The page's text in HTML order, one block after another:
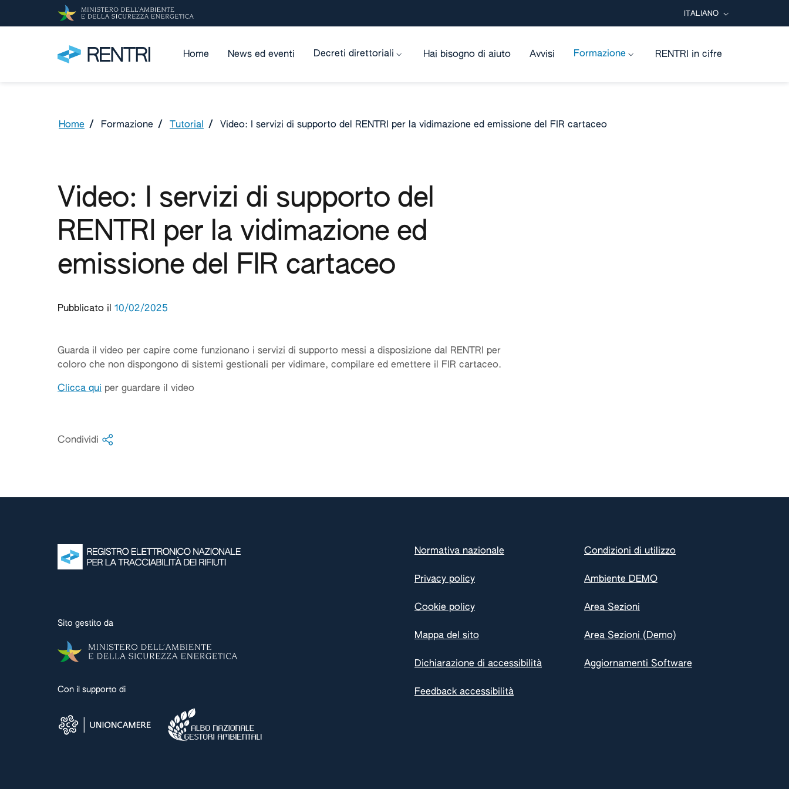
ITALIANO
Home News ed eventi Decreti direttoriali Hai bisogno di aiuto Avvisi Formazione RENTRI in cifre
Home / Formazione / Tutorial / Video: I servizi di supporto del RENTRI per la vidimazione ed emissione del FIR cartaceo
Video: I servizi di supporto del
RENTRI per la vidimazione ed
emissione del FIR cartaceo
Pubblicato il 10/02/2025
Guarda il video per capire come funzionano i servizi di supporto messi a disposizione dal RENTRI per
coloro che non dispongono di sistemi gestionali per vidimare, compilare ed emettere il FIR cartaceo.
Clicca qui per guardare il video
Condividi
Sito gestito da
Con il supporto di
Normativa nazionale
Privacy policy
Cookie policy
Mappa del sito
Dichiarazione di accessibilità
Feedback accessibilità
Condizioni di utilizzo
Ambiente DEMO
Area Sezioni
Area Sezioni (Demo)
Aggiornamenti Software